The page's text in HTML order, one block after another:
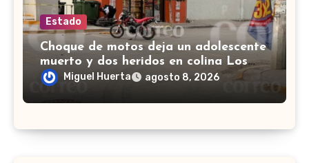
Estado
Choque de motos deja un adolescente
muerto y dos heridos en colina Los
Presidentes, en León
Miguel Huerta agosto 8, 2026